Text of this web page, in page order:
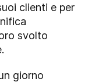
clienti e per
svolto
giorno